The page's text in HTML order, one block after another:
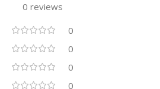
0 reviews
0
0
0
0